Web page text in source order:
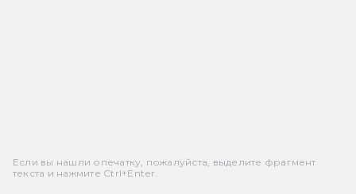
Если вы нашли опечатку, пожалуйста, выделите фрагмент
текста и нажмите Ctrl+Enter.